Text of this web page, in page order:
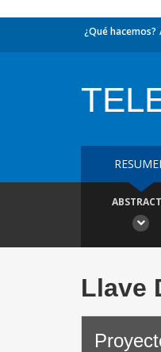
¿Qué hacemos?
Llave